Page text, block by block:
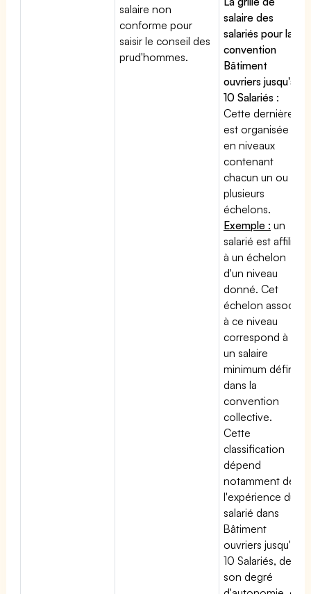
salaire non
conforme pour
saisir le conseil des
prud'hommes.
salaire des
salariés pour la
convention
Bâtiment
ouvriers jusqu'à
10 Salariés :
Cette dernière
est organisée
en niveaux
contenant
chacun un ou
plusieurs
échelons.
Exemple : un
salarié est affilié
à un échelon
d'un niveau
donné. Cet
échelon associé
à ce niveau
correspond à
un salaire
minimum défini
dans la
convention
collective.
Cette
classification
dépend
notamment de
l'expérience du
salarié dans
Bâtiment
ouvriers jusqu'à
10 Salariés, de
son degré